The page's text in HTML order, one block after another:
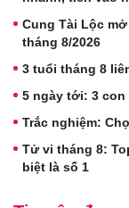
Cung Tài Lộc
tháng 8/2026
3 tuổi tháng 8
5 ngày tới: 3 con
Trắc nghiệm:
Tử vi tháng 8:
biệt là số 1